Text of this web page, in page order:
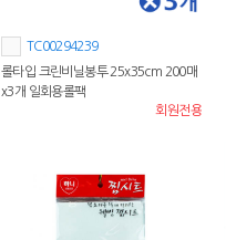
TC00294239
롤타입 크린비닐봉투 25x35cm 200매
x3개 일회용롤팩
회원전용